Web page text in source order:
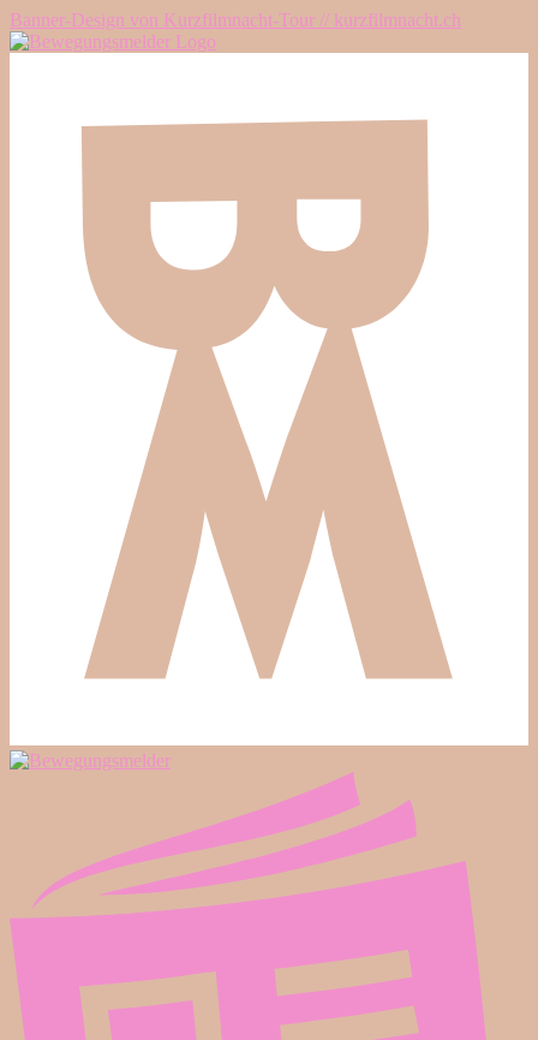
Banner-Design von Kurzfilmnacht-Tour // kurzfilmnacht.ch